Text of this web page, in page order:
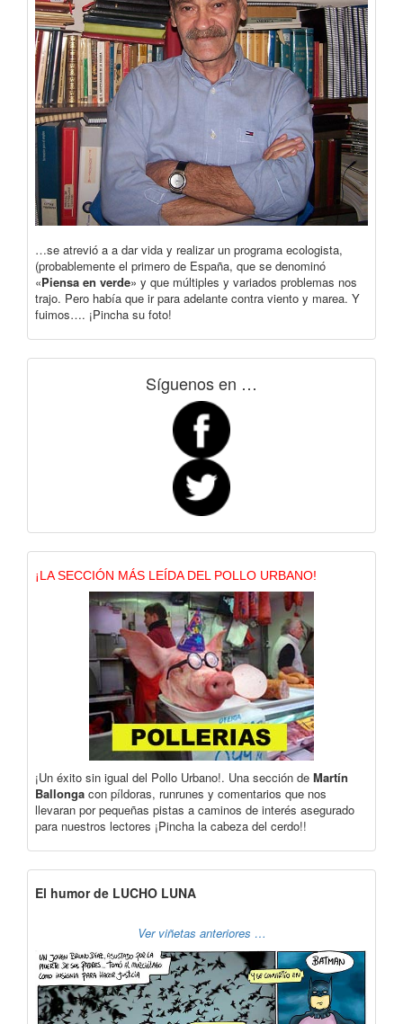
…se atrevió a a dar vida y realizar un programa ecologista,
(probablemente el primero de España, que se denominó
«Piensa en verde» y que múltiples y variados problemas nos
trajo. Pero había que ir para adelante contra viento y marea. Y
fuimos…. ¡Pincha su foto!
Síguenos en …
¡LA SECCIÓN MÁS LEÍDA DEL POLLO URBANO!
¡Un éxito sin igual del Pollo Urbano!. Una sección de Martín
Ballonga con píldoras, runrunes y comentarios que nos
llevaran por pequeñas pistas a caminos de interés asegurado
para nuestros lectores ¡Pincha la cabeza del cerdo!!
El humor de LUCHO LUNA
Ver viñetas anteriores …